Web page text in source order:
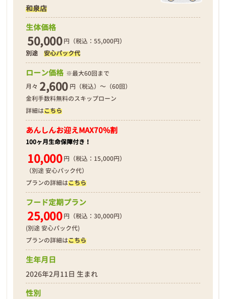
和泉店
生体価格
50,000 円（税込：55,000円）
別途安心パック代
ローン価格 ※最大60回まで
月々 2,600 円（税込）～（60回）
金利手数料無料のスキップローン
詳細はこちら
あんしんお迎えMAX70%割
100ヶ月生命保障付き！
10,000 円（税込：15,000円）
（別途 安心パック代）
プランの詳細はこちら
フード定期プラン
25,000 円（税込：30,000円）
(別途 安心パック代)
プランの詳細はこちら
生年月日
2026年2月11日 生まれ
性別